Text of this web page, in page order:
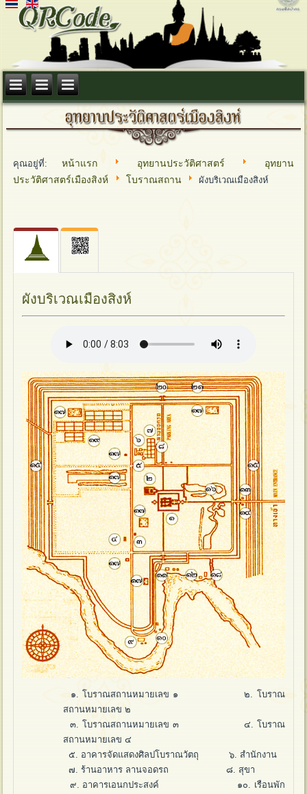
คุณอยู่ที่: หน้าแรก อุทยานประวัติศาสตร์
อุทยาน
ประวัติศาสตร์เมืองสิงห์
โบราณสถาน ผังบริเวณเมืองสิงห์
ผังบริเวณเมืองสิงห์
๑. โบราณสถานหมายเลข ๑ ๒. โบราณ
สถานหมายเลข ๒
๓. โบราณสถานหมายเลข ๓ ๔. โบราณ
สถานหมายเลข ๔
๕. อาคารจัดแสดงศิลปโบราณวัตถุ ๖. สำนักงาน
๗. ร้านอาหาร ลานจอดรถ ๘. สุขา
๙. อาคารเอนกประสงค์ ๑๐. เรือนพัก